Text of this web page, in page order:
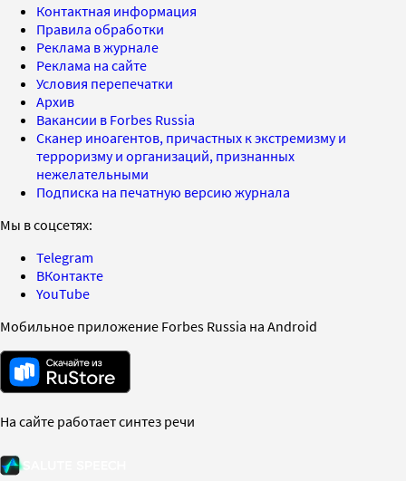
Контактная информация
Правила обработки
Реклама в журнале
Реклама на сайте
Условия перепечатки
Архив
Вакансии в Forbes Russia
Сканер иноагентов, причастных к экстремизму и
терроризму и организаций, признанных
нежелательными
Подписка на печатную версию журнала
Мы в соцсетях:
Telegram
ВКонтакте
YouTube
Мобильное приложение Forbes Russia на Android
На сайте работает синтез речи